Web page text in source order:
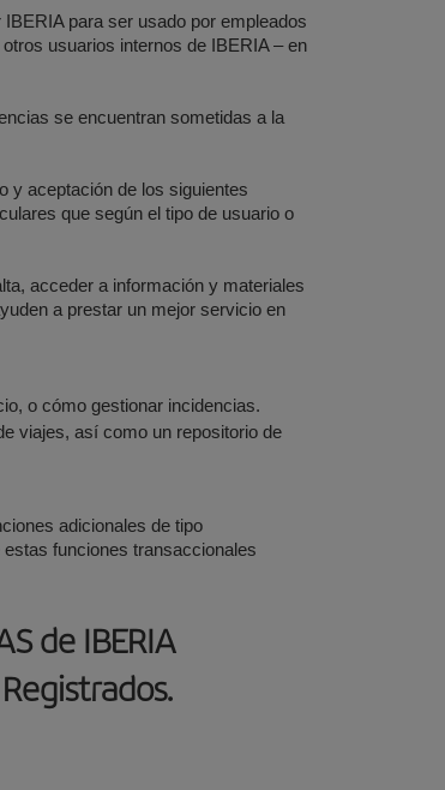
IBERIA para ser usado por empleados
usuarios internos de IBERIA – en
se encuentran sometidas a la
y aceptación de los siguientes
que según el tipo de usuario o
acceder a información y materiales
a prestar un mejor servicio en
o cómo gestionar incidencias.
viajes, así como un repositorio de
adicionales de tipo
funciones transaccionales
de IBERIA